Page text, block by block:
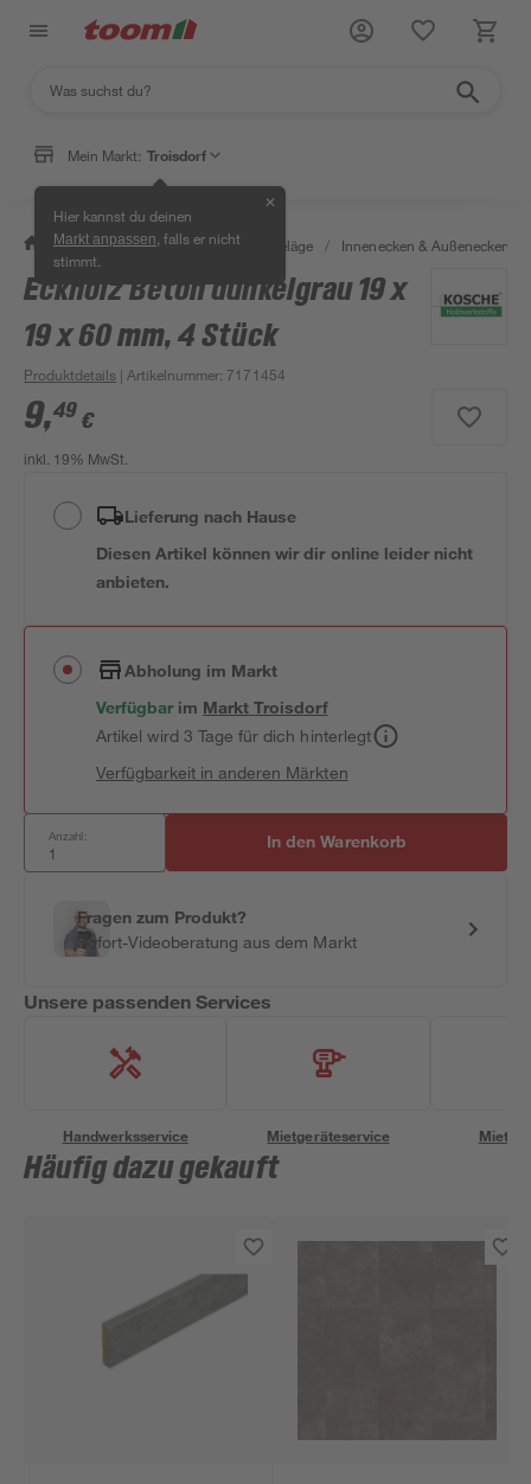
Mein Markt: Troisdorf
Hier kannst du deinen
Markt anpassen , falls er nicht
stimmt.
✕
/ Bauen & Renovieren / Bodenbeläge / Innenecken & Außenecken
Eckholz Beton dunkelgrau 19 x
19 x 60 mm, 4 Stück
Produktdetails | Artikelnummer: 7171454
9,49 €
inkl. 19% MwSt.
Lieferung nach Hause
Diesen Artikel können wir dir online leider nicht
anbieten.
Abholung im Markt
Verfügbar im MarktTroisdorf
Artikel wird 3 Tage für dich hinterlegt
Verfügbarkeit in anderen Märkten
Anzahl: In den Warenkorb
Fragen zum Produkt?
Sofort-Videoberatung aus dem Markt
Unsere passenden Services
Handwerksservice Mietgeräteservice
Häufig dazu gekauft